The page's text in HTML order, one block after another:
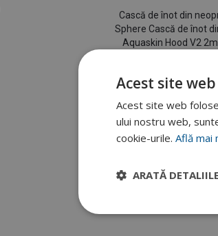
Cască de înot din
Sphere Cască de înot
Aquaskin Hood V2
Cască de
fabricate din neopren
neoprenrezistă cu
Acest site
Acest site web
ului nostru web,
cookie-urile. Află mai
ARATĂ DETALIILE